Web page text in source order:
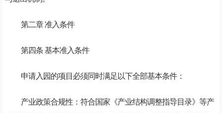
第二章 准入条件
第四条 基本准入条件
申请入园的项目必须同时满足以下全部基本条件：
产业政策合规性：符合国家《产业结构调整指导目录》等产